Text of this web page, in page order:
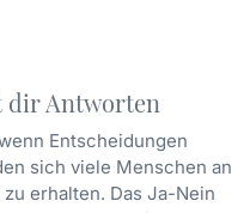
dir Antworten
Entscheidungen
sich viele Menschen an
erhalten. Das Ja-Nein